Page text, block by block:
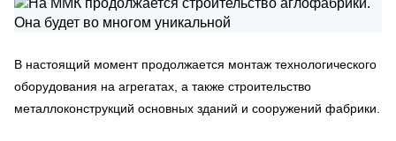
В настоящий момент продолжается монтаж технологического
оборудования на агрегатах, а также строительство
металлоконструкций основных зданий и сооружений фабрики.